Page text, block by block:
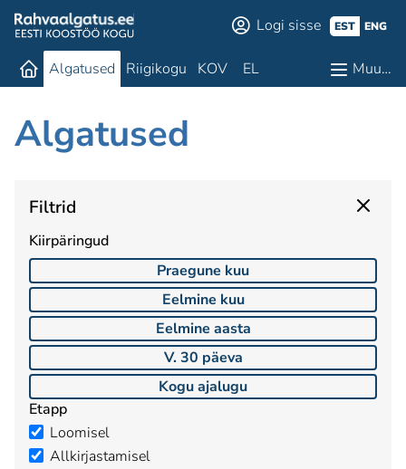
Logi sisse EST ENG
Algatused Riigikogu KOV EL Muu…
Algatused
Filtrid
Kiirpäringud
Praegune kuu
Eelmine kuu
Eelmine aasta
V. 30 päeva
Kogu ajalugu
Etapp
Loomisel
Allkirjastamisel